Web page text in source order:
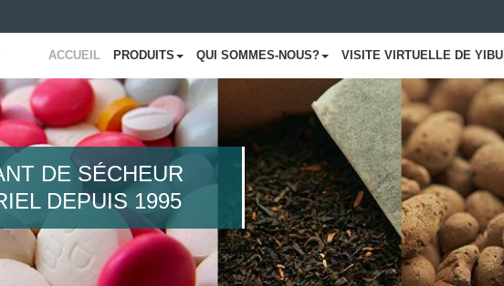
ACCUEIL PRODUITS QUI SOMMES-NOUS? VISITE VIRTUELLE DE YIBU
DE SÉCHEUR
DEPUIS 1995